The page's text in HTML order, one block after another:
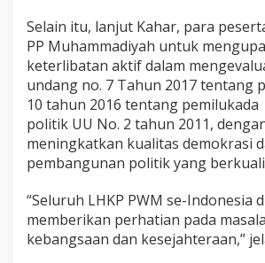
Selain itu, lanjut Kahar, para
PP Muhammadiyah untuk
keterlibatan aktif dalam
undang no. 7 Tahun 2017 tentang
10 tahun 2016 tentang
politik UU No. 2 tahun 2011,
meningkatkan kualitas demokrasi
pembangunan politik yang
“Seluruh LHKP PWM se-Indonesia
memberikan perhatian pada
kebangsaan dan kesejahteraan,”